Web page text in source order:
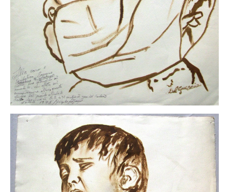
Themenflyer: Buch und Schrift in der Kunst
Themenflyer: Sehnsucht Süden
Themenflyer: Walter Becker
Themenflyer: Richild Holt
Themenflyer: Ernst Geitlinger
Weitere Themenflyer
Buchempfehlungen
Richild Holt – Farbe und Linie